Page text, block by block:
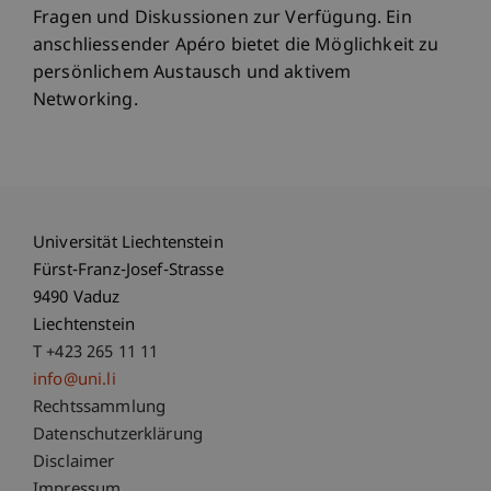
Fragen und Diskussionen zur Verfügung. Ein
anschliessender Apéro bietet die Möglichkeit zu
persönlichem Austausch und aktivem
Networking.
Universität Liechtenstein
Fürst-Franz-Josef-Strasse
9490 Vaduz
Liechtenstein
T +423 265 11 11
info@uni.li
Fußzeile Rechtliche Hinweise
Rechtssammlung
Datenschutzerklärung
Disclaimer